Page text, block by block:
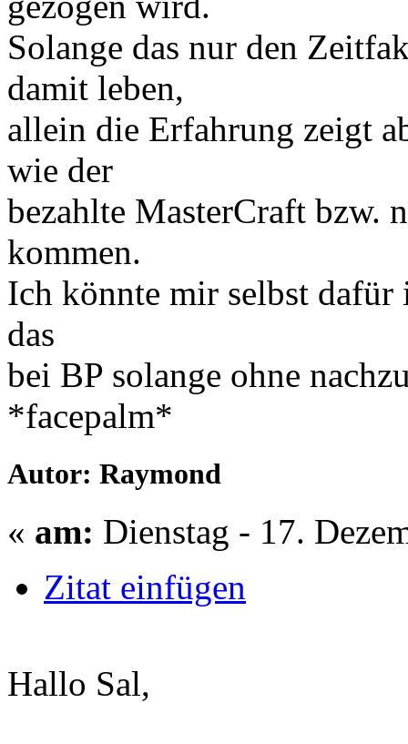
Solange das nur den
damit leben,
allein die Erfahrung zeigt
wie der
bezahlte MasterCraft bzw.
kommen.
Ich könnte mir selbst dafür
das
bei BP solange ohne
*facepalm*
Autor: Raymond
« am: Dienstag - 17.
Zitat einfügen
Hallo Sal,